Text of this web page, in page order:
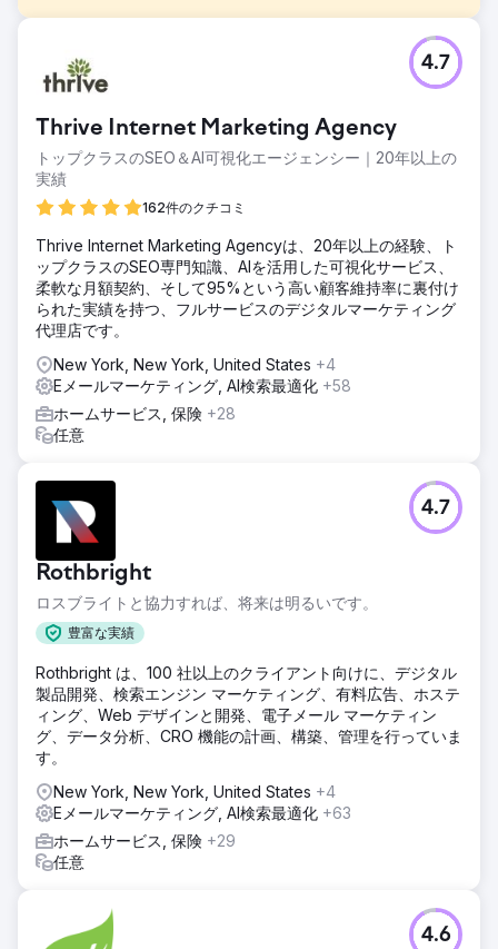
クライアントのShopifyストアは、安定したトラフィックを
獲得しているにもかかわらず、売上の伸び悩み、リピート率
た。マーケティングには適切なセグメンテーションが欠如し
ており、CRMの設定もカスタマージャーニーを効果的に追跡
するには不十分でした。
ソリューション
た顧客セグメンテーションを実装し、メール ナーチャリング
ファネルを再構築して顧客維持率を向上させ、Google 広告
と Meta 広告を最適化して ROI を向上させ、HubSpot CRM
を統合して販売パイプラインの完全な可視性とパフォーマン
スの追跡を実現しました。
結果
6ヶ月間で、オンライン売上は109%増加し、リピート購入は
32%増加、有料広告のROIは1.8倍から4.5倍に向上しました。
クライアントはリアルタイムの営業インサイトを獲得し、意
Thrive Internet Marketing Agency
トップクラスのSEO＆AI可視化エージェンシー｜20年以上の
実績
162件のクチコミ
4.7
Thrive Internet Marketing Agencyは、20年以上の経験、ト
ップクラスのSEO専門知識、AIを活用した可視化サービス、
柔軟な月額契約、そして95%という高い顧客維持率に裏付け
られた実績を持つ、フルサービスのデジタルマーケティング
代理店です。
New York, New York, United States +4
Eメールマーケティング, AI検索最適化 +58
ホームサービス, 保険 +28
任意
Rothbright
ロスブライトと協力すれば、将来は明るいです。
豊富な実績
4.7
Rothbright は、100 社以上のクライアント向けに、デジタル
製品開発、検索エンジン マーケティング、有料広告、ホステ
ィング、Web デザインと開発、電子メール マーケティン
グ、データ分析、CRO 機能の計画、構築、管理を行っていま
す。
New York, New York, United States +4
Eメールマーケティング, AI検索最適化 +63
ホームサービス, 保険 +29
任意
4.6